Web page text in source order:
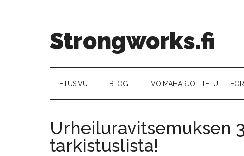
Strongworks.fi
ETUSIVU BLOGI VOIMAHARJOITTELU –
Urheiluravitsemuksen
tarkistuslista!